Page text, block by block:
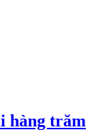
hàng trăm